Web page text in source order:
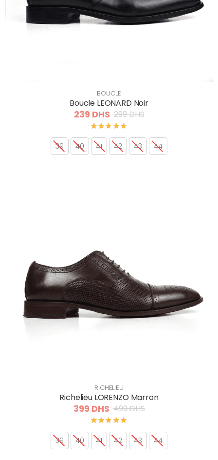
BOUCLE
Boucle LEONARD Noir
239 DHS 299 DHS
39 40 41 42 43 44
RICHELIEU
Richelieu LORENZO Marron
399 DHS 499 DHS
39 40 41 42 43 44